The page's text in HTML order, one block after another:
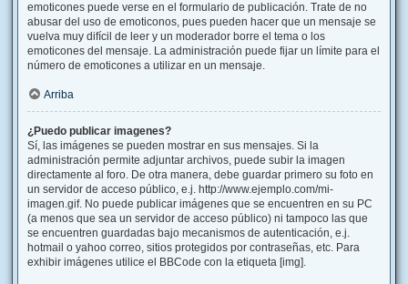
emoticones puede verse en el formulario de publicación. Trate de no
abusar del uso de emoticonos, pues pueden hacer que un mensaje se
vuelva muy difícil de leer y un moderador borre el tema o los
emoticones del mensaje. La administración puede fijar un límite para el
número de emoticones a utilizar en un mensaje.
Arriba
¿Puedo publicar imagenes?
Sí, las imágenes se pueden mostrar en sus mensajes. Si la
administración permite adjuntar archivos, puede subir la imagen
directamente al foro. De otra manera, debe guardar primero su foto en
un servidor de acceso público, e.j. http://www.ejemplo.com/mi-
imagen.gif. No puede publicar imágenes que se encuentren en su PC
(a menos que sea un servidor de acceso público) ni tampoco las que
se encuentren guardadas bajo mecanismos de autenticación, e.j.
hotmail o yahoo correo, sitios protegidos por contraseñas, etc. Para
exhibir imágenes utilice el BBCode con la etiqueta [img].